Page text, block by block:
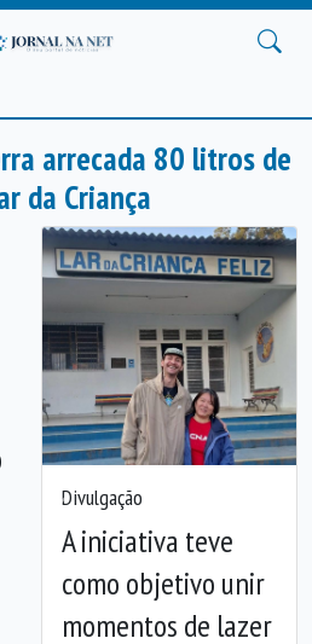
arrecada 80 litros de
da Criança
Divulgação
A iniciativa teve
como objetivo unir
momentos de lazer
Anterior